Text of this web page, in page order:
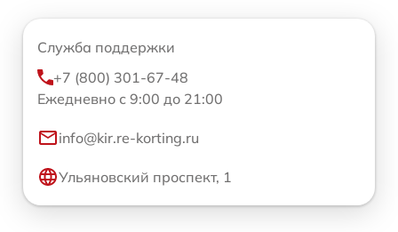
Служба поддержки
+7 (800) 301-67-48
Ежедневно с 9:00 до 21:00
info@kir.re-korting.ru
Ульяновский проспект, 1